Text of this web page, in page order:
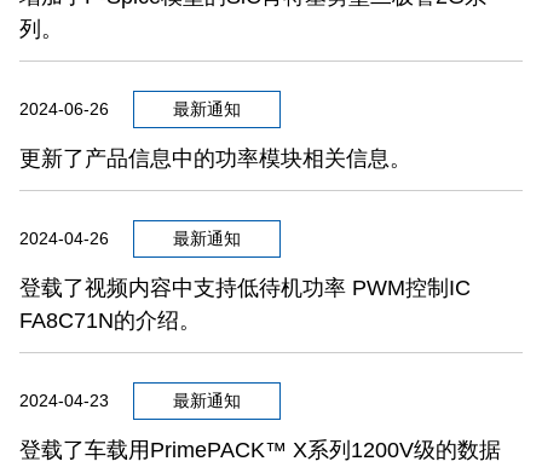
列。
2024-06-26 最新通知
更新了产品信息中的功率模块相关信息。
2024-04-26 最新通知
登载了视频内容中支持低待机功率 PWM控制IC
FA8C71N的介绍。
2024-04-23 最新通知
登载了车载用PrimePACK™ X系列1200V级的数据